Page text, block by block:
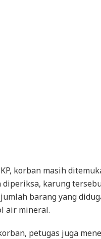
korban masih
karung
barang yang
air mineral.
petugas juga